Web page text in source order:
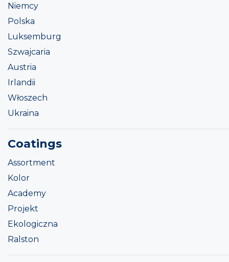
Niemcy
Polska
Luksemburg
Szwajcaria
Austria
Irlandii
Włoszech
Ukraina
Coatings
Assortment
Kolor
Academy
Projekt
Ekologiczna
Ralston